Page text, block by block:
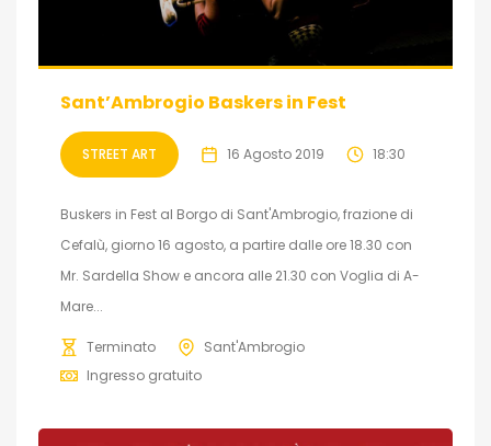
Sant’Ambrogio Baskers in Fest
STREET ART 16 Agosto 2019 18:30
Buskers in Fest al Borgo di Sant'Ambrogio, frazione di
Cefalù, giorno 16 agosto, a partire dalle ore 18.30 con
Mr. Sardella Show e ancora alle 21.30 con Voglia di A-
Mare...
Terminato
Sant'Ambrogio
Ingresso gratuito